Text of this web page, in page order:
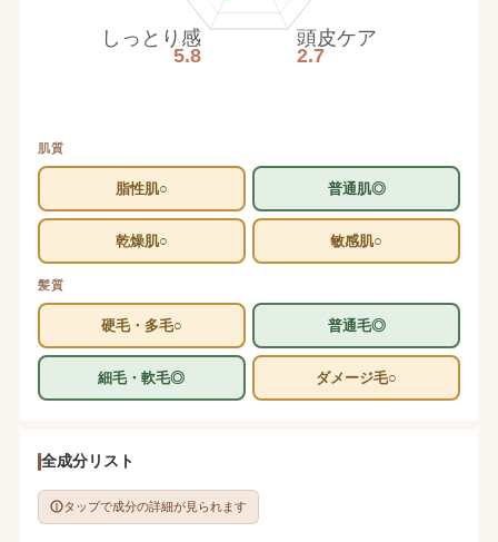
頭皮ケア
2.7
しっとり感
5.8
肌質
脂性肌○ 普通肌◎
乾燥肌○ 敏感肌○
髪質
硬毛・多毛○ 普通毛◎
細毛・軟毛◎ ダメージ毛○
全成分リスト
タップで成分の詳細が見られます